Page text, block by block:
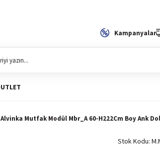
Kampanyalar
Alvinka Mutfak Modül Mbr_A 60-H222Cm Boy Ank
Stok Kodu